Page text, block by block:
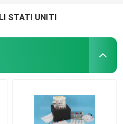
laccio emostatico
STATI UNITI